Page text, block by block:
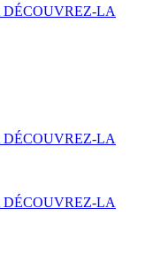
DÉCOUVREZ-LA
DÉCOUVREZ-LA
DÉCOUVREZ-LA